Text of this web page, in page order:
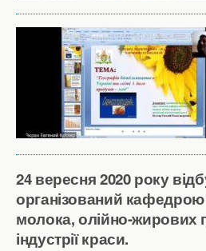
24 вересня 2020 року
організований кафедрою
молока, олійно-жирових
індустрії краси.